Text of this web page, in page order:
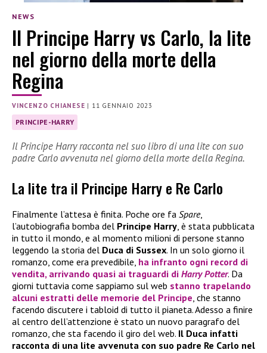
NEWS
Il Principe Harry vs Carlo, la lite
nel giorno della morte della
Regina
VINCENZO CHIANESE | 11 GENNAIO 2023
PRINCIPE-HARRY
Il Principe Harry racconta nel suo libro di una lite con suo
padre Carlo avvenuta nel giorno della morte della Regina.
La lite tra il Principe Harry e Re Carlo
Finalmente l’attesa è finita. Poche ore fa Spare,
l’autobiografia bomba del Principe Harry , è stata pubblicata
in tutto il mondo, e al momento milioni di persone stanno
leggendo la storia del Duca di Sussex. In un solo giorno il
romanzo, come era prevedibile, ha infranto ogni record di
vendita, arrivando quasi ai traguardi di Harry Potter. Da
giorni tuttavia come sappiamo sul web stanno trapelando
alcuni estratti delle memorie del Principe , che stanno
facendo discutere i tabloid di tutto il pianeta. Adesso a finire
al centro dell’attenzione è stato un nuovo paragrafo del
romanzo, che sta facendo il giro del web. Il Duca infatti
racconta di una lite avvenuta con suo padre Re Carlo nel